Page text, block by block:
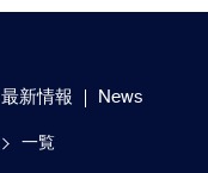
最新情報 News
一覧